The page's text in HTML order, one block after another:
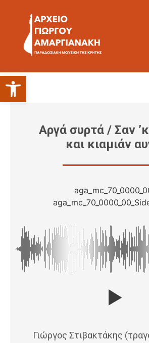
Ανοίξτε τη γραμμή εργαλείων
Αργά συρτά / Σαν
και κιαμιάν
Γιώργος Στιβακτάκης